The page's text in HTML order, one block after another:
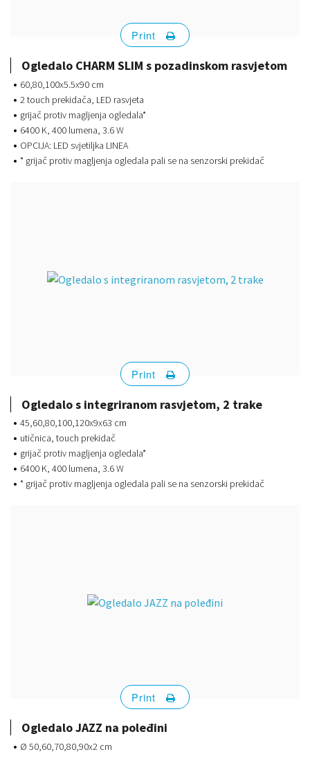
Ogledalo CHARM SLIM s pozadinskom rasvjetom
60,80,100x5.5x90 cm
2 touch prekidača, LED rasvjeta
grijač protiv magljenja ogledala*
6400 K, 400 lumena, 3.6 W
OPCIJA: LED svjetiljka LINEA
* grijač protiv magljenja ogledala pali se na senzorski prekidač
Print
Ogledalo s integriranom rasvjetom, 2 trake
45,60,80,100,120x9x63 cm
utičnica, touch prekidač
grijač protiv magljenja ogledala*
6400 K, 400 lumena, 3.6 W
* grijač protiv magljenja ogledala pali se na senzorski prekidač
Print
Ogledalo JAZZ na poleđini
Ø 50,60,70,80,90x2 cm
Print